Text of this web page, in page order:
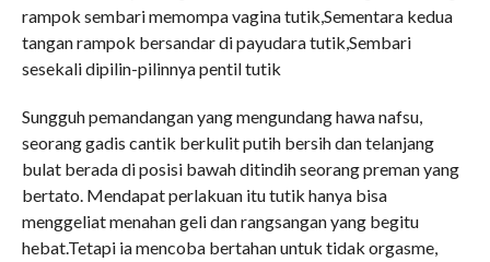
rampok sembari memompa vagina tutik,Sementara kedua
tangan rampok bersandar di payudara tutik,Sembari
sesekali dipilin-pilinnya pentil tutik
Sungguh pemandangan yang mengundang hawa nafsu,
seorang gadis cantik berkulit putih bersih dan telanjang
bulat berada di posisi bawah ditindih seorang preman yang
bertato. Mendapat perlakuan itu tutik hanya bisa
menggeliat menahan geli dan rangsangan yang begitu
hebat.Tetapi ia mencoba bertahan untuk tidak orgasme,